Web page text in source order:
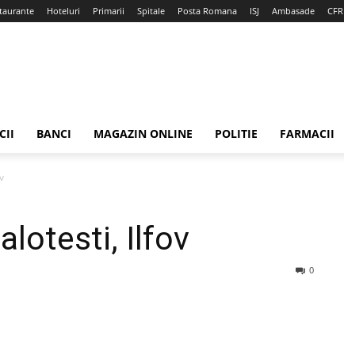
Hoteluri Primarii Spitale Posta Romana ISJ Ambasade CFR
BANCI MAGAZIN ONLINE POLITIE FARMACII
Ilfov
0